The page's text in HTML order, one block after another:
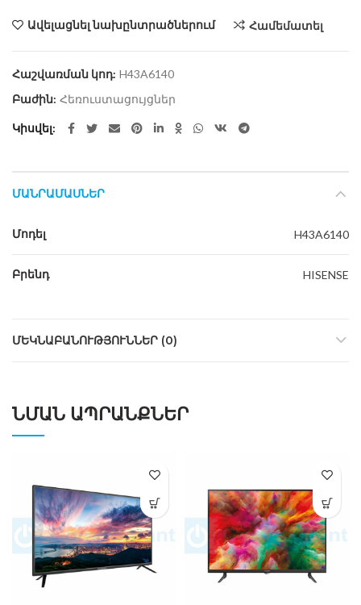
Ավելացնել նախընտրածներում Համեմատել
Հաշվառման կոդ: H43A6140
Բաժին: Հեռուստացույցներ
Կիսվել
ՄԱՆՐԱՄԱՍՆԵՐ
Մոդել H43A6140
Բրենդ HISENSE
ՄԵԿՆԱԲԱՆՈՒԹՅՈՒՆՆԵՐ (0)
ՆՄԱՆ ԱՊՐԱՆՔՆԵՐ